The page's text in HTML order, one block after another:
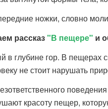
ножки, словно
рассказ"В пещере" и
глубине гор. В пещерах
не стоит нарушать
красоту пещер,